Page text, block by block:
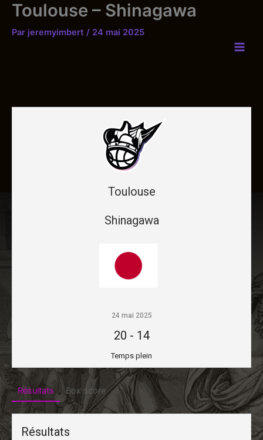
Aller
contenu
Toulouse – Shinagawa
Par jeremyimbert / 24 mai 2025
Toulouse
Shinagawa
24 mai 2025
20 - 14
Temps plein
Résultats Box score
Résultats